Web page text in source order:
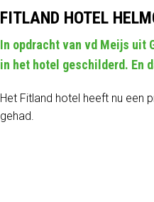
FITLAND HOTEL
In opdracht van vd Meijs uit
in het hotel geschilderd. En
Het Fitland hotel heeft nu een
gehad.